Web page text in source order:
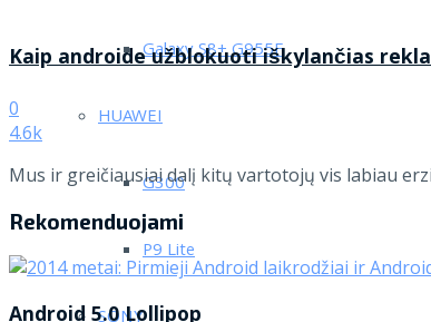
Galaxy S8+ G955F
HUAWEI
G300
P9 Lite
Kaip androide užblokuoti iškylančias
0
4.6k
Mus ir greičiausiai dalį kitų vartotojų vis labiau
Rekomenduojami